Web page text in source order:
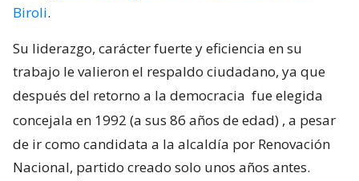
Biroli.
Su liderazgo, carácter fuerte y eficiencia en su
trabajo le valieron el respaldo ciudadano, ya que
después del retorno a la democracia fue elegida
concejala en 1992 (a sus 86 años de edad) , a pesar
de ir como candidata a la alcaldía por Renovación
Nacional, partido creado solo unos años antes.